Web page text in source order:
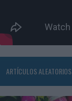
ARTÍCULOS ALEATORIOS